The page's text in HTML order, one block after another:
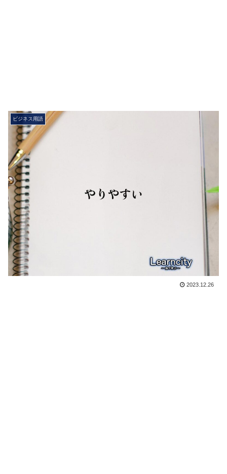
ビジネス用語
2023.12.26